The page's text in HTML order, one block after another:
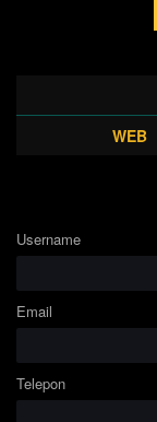
WEB
Username
Email
Telepon